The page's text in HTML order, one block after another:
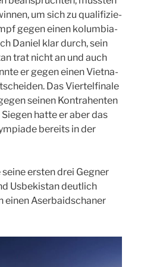
um sich zu qua­li­fi­zie­
gegen einen kolum­bia­
Dani­el klar durch, sein
trat nicht an und auch
er gegen einen Viet­na­
Das Vier­tel­fi­na­le
sei­nen Kon­tra­hen­ten
hat­te er aber das
bereits in der
ers­ten drei Geg­ner
Usbe­ki­stan deut­lich
einen Aser­bai­dscha­ner